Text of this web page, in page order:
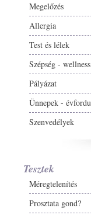
Megelőzés
Allergia
Test és lélek
Szépség - wellness
Pályázat
Ünnepek -
Szenvedélyek
Tesztek
Méregtelenítés
Prosztata gond?